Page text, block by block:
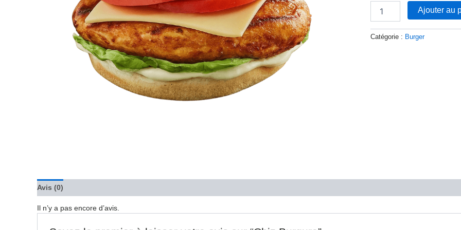
Ajouter au
Catégorie : Burger
Avis (0)
Il n’y a pas encore d’avis.